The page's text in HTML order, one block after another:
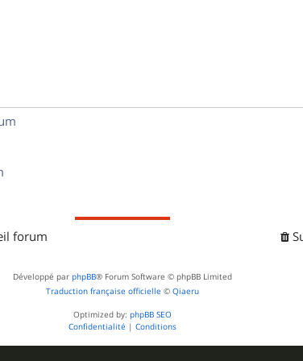
e
forum
Développé par phpBB® Forum Software © phpBB Limited
Traduction française officielle © Qiaeru
Optimized by: phpBB SEO
Confidentialité | Conditions